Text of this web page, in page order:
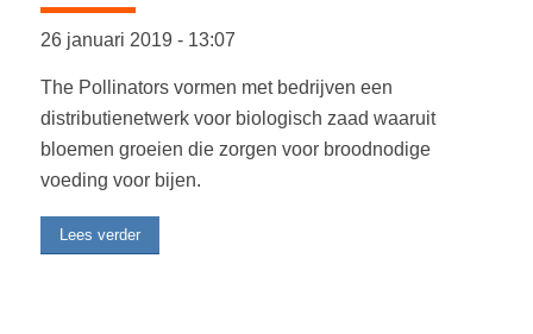
26 januari 2019 -13:07
The Pollinators vormen met bedrijven een
distributienetwerk voor biologisch zaad waaruit
bloemen groeien die zorgen voor broodnodige
voeding voor bijen.
Lees verder